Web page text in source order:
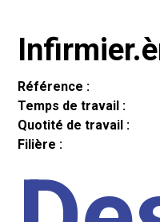
Référence :
Temps de travail :
Quotité de travail :
Filière :